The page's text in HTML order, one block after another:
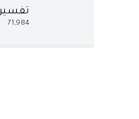
71,984